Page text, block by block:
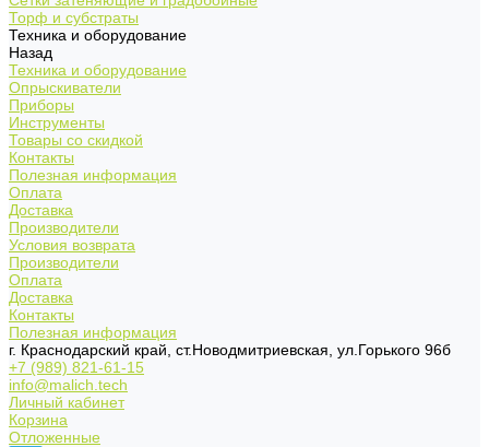
Торф и субстраты
Техника и оборудование
Назад
Техника и оборудование
Опрыскиватели
Приборы
Инструменты
Товары со скидкой
Контакты
Полезная информация
Оплата
Доставка
Производители
Условия возврата
Производители
Оплата
Доставка
Контакты
Полезная информация
г. Краснодарский край, ст.Новодмитриевская, ул.Горького 96б
+7 (989) 821-61-15
info@malich.tech
Личный кабинет
Корзина
Отложенные